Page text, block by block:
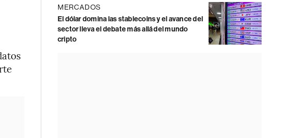
MERCADOS
El dólar domina las stablecoins y el avance del
sector lleva el debate más allá del mundo
cripto